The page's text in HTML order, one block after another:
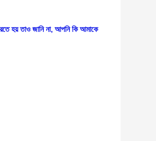
হয় তাও জানি না, আপনি কি আমাকে